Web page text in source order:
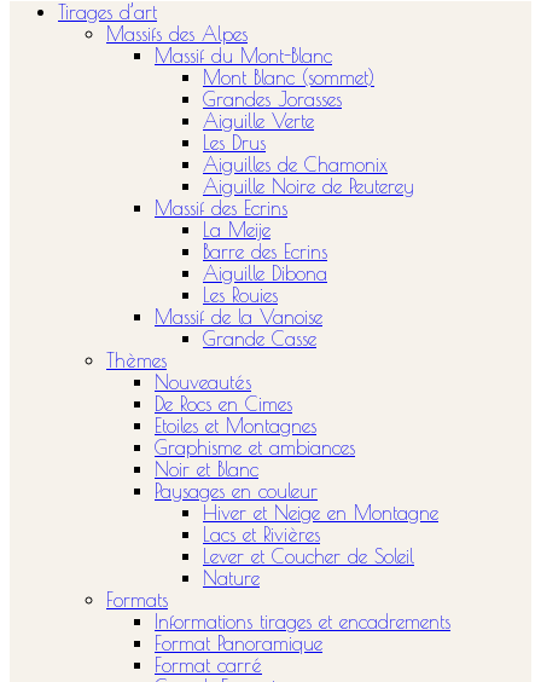
Tirages d’art
Massifs des Alpes
Massif du Mont-Blanc
Mont Blanc (sommet)
Grandes Jorasses
Aiguille Verte
Les Drus
Aiguilles de Chamonix
Aiguille Noire de Peuterey
Massif des Ecrins
La Meije
Barre des Ecrins
Aiguille Dibona
Les Rouies
Massif de la Vanoise
Grande Casse
Thèmes
Nouveautés
De Rocs en Cimes
Etoiles et Montagnes
Graphisme et ambiances
Noir et Blanc
Paysages en couleur
Hiver et Neige en Montagne
Lacs et Rivières
Lever et Coucher de Soleil
Nature
Formats
Informations tirages et encadrements
Format Panoramique
Format carré